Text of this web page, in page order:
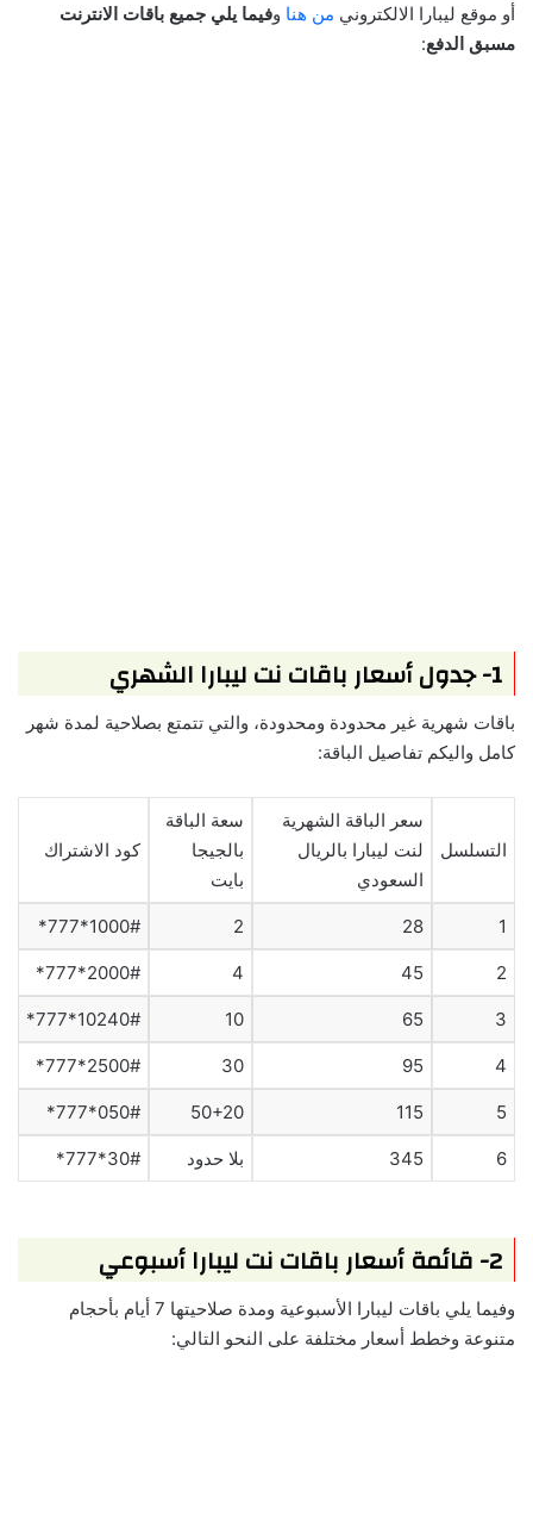
أو موقع ليبارا الالكتروني من هنا وفيما يلي جميع باقات الانترنت
مسبق الدفع:
1- جدول أسعار باقات نت ليبارا الشهري
باقات شهرية غير محدودة ومحدودة، والتي تتمتع بصلاحية لمدة شهر
كامل واليكم تفاصيل الباقة:
التسلسل
سعر الباقة الشهرية
لنت ليبارا بالريال
السعودي
سعة الباقة
بالجيجا
بايت
كود الاشتراك
1
28
2
1000#*777*
2
45
4
2000#*777*
3
65
10
10240#*777*
4
95
30
2500#*777*
5
115
50+20
050#*777*
6
345 بلا حدود 30#*777*
2- قائمة أسعار باقات نت ليبارا أسبوعي
وفيما يلي باقات ليبارا الأسبوعية ومدة صلاحيتها 7 أيام بأحجام
متنوعة وخطط أسعار مختلفة على النحو التالي: